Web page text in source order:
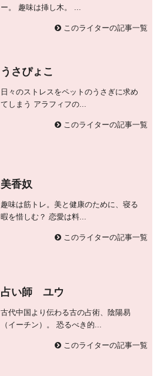
ー。 趣味は挿し木。 ...
このライターの記事一覧
うさぴょこ
日々のストレスをペットのうさぎに求め
てしまう アラフィフの...
このライターの記事一覧
美香奴
趣味は筋トレ。美と健康のために、寝る
暇を惜しむ？ 恋愛は料...
このライターの記事一覧
占い師 ユウ
古代中国より伝わる古の占術、陰陽易
（イーチン）。 恐るべき的...
このライターの記事一覧